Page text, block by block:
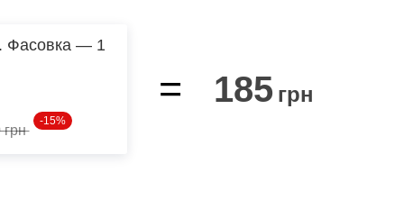
Фасовка — 1
грн
-15%
= 185 грн